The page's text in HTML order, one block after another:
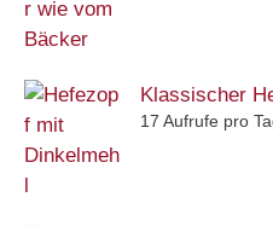
Klassischer
17 Aufrufe pro